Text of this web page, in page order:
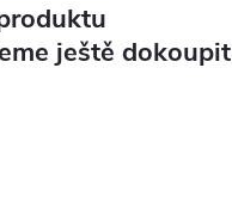
ještě dokoupit